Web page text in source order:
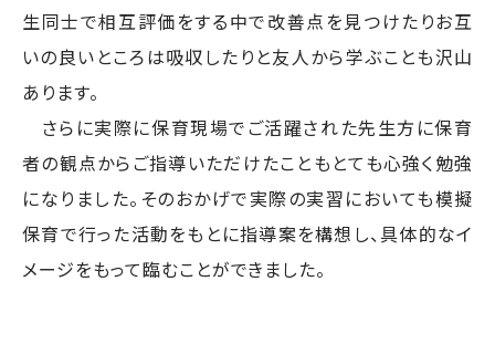
生同士で相互評価をする中で改善点を見つけたりお互
いの良いところは吸収したりと友人から学ぶことも沢山
あります。
さらに実際に保育現場でご活躍された先生方に保育
者の観点からご指導いただけたこともとても心強く勉強
になりました。そのおかげで実際の実習においても模擬
保育で行った活動をもとに指導案を構想し、具体的なイ
メージをもって臨むことができました。